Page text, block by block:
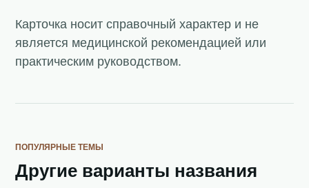
Карточка носит справочный характер и не
является медицинской рекомендацией или
практическим руководством.
ПОПУЛЯРНЫЕ ТЕМЫ
Другие варианты названия